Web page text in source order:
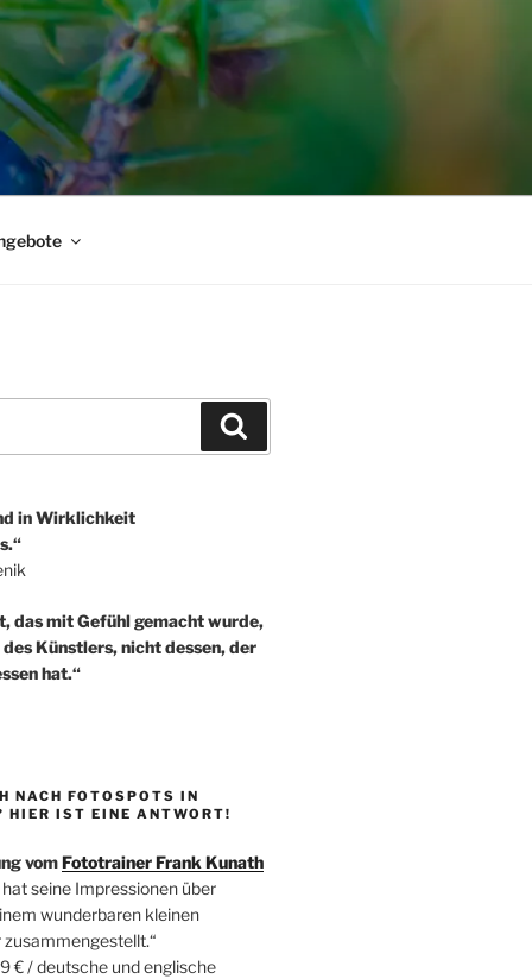
in Wirklichkeit
das mit Gefühl gemacht wurde,
Künstlers, nicht dessen, der
hat.“
NACH FOTOSPOTS IN
HIER IST EINE ANTWORT!
vomFototrainer Frank Kunath
seine Impressionen über
wunderbaren kleinen
€ / deutsche und englische